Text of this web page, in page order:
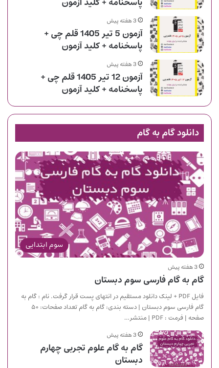
3 هفته پیش
آزمون 5 تیر 1405 قلم چی +
پاسخنامه + کلید آزمون
3 هفته پیش
آزمون 12 تیر 1405 قلم چی +
پاسخنامه + کلید آزمون
دانلود گام به گام
سوم ابتدایی
3 هفته پیش
گام به گام فارسی سوم دبستان
فایل PDF + لینک دانلود مستقیم در انتهای پست قرار گرفت. نام : گام به
گام فارسی سوم دبستان | دسته بندی: گام به گام تعداد صفحات: ۵۰
صفحه | فرمت : PDF | منتشر…
3 هفته پیش
گام به گام علوم تجربی چهارم
دبستان